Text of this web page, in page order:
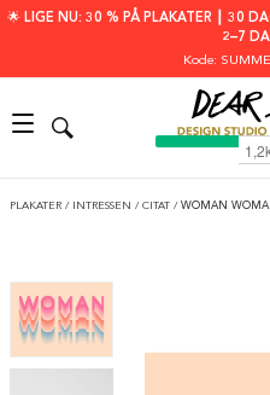
🌟 LIGE NU: 30 % PÅ PLAKATER ┃ 30
2–7
Kode:
PLAKATER / INTRESSEN / CITAT / WOMAN